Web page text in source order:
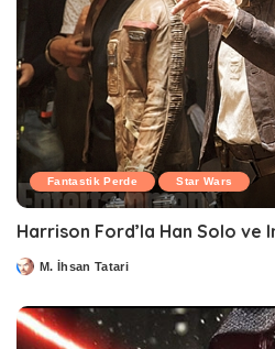
Fantastik Perde Star Wars
Harrison Ford’la Han Solo ve
PostedM. İhsan Tatari